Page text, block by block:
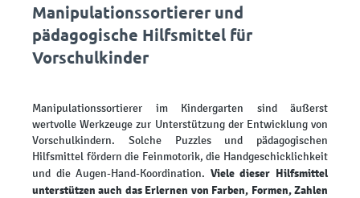
Manipulationssortierer und
pädagogische Hilfsmittel für
Vorschulkinder
Manipulationssortierer im Kindergarten sind äußerst
wertvolle Werkzeuge zur Unterstützung der Entwicklung von
Vorschulkindern. Solche Puzzles und pädagogischen
Hilfsmittel fördern die Feinmotorik, die Handgeschicklichkeit
und die Augen-Hand-Koordination. Viele dieser Hilfsmittel
unterstützen auch das Erlernen von Farben, Formen, Zahlen